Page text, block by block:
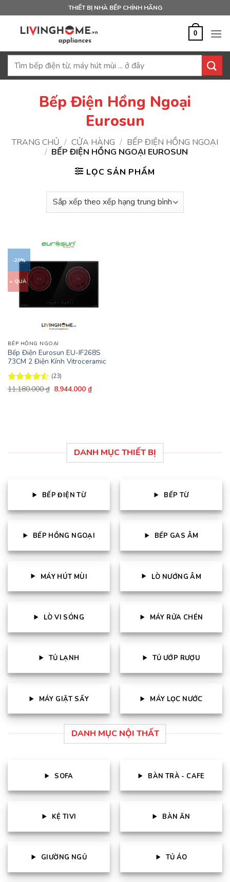
qua
THIẾT BỊ NHÀ BẾP CHÍNH HÃNG
0
Tìm
Bếp Điện Hồng Ngoại
Eurosun
TRANG CHỦ / CỬA HÀNG / BẾP ĐIỆN HỒNG NGOẠI
/ BẾP ĐIỆN HỒNG NGOẠI EUROSUN
LỌC SẢN PHẨM
-20%
+ QUÀ
BẾP HỒNG NGOẠI
Bếp Điện Eurosun EU-IF268S
73CM 2 Điện Kính Vitroceramic
Được xếp
(23)
11.180.000₫ Giá
8.944.000 ₫Giá
hiện
DANH MỤC THIẾT BỊ
BẾP ĐIỆN TỪ BẾP TỪ
BẾP HỒNG NGOẠI BẾP GAS ÂM
MÁY HÚT MÙI LÒ NƯỚNG ÂM
LÒ VI SÓNG MÁY RỬA CHÉN
TỦ LẠNH TỦ ƯỚP RƯỢU
MÁY GIẶT SẤY MÁY LỌC NƯỚC
DANH MỤC NỘI THẤT
SOFA BÀN TRÀ - CAFE
KỆ TIVI BÀN ĂN
GIƯỜNG NGỦ TỦ ÁO